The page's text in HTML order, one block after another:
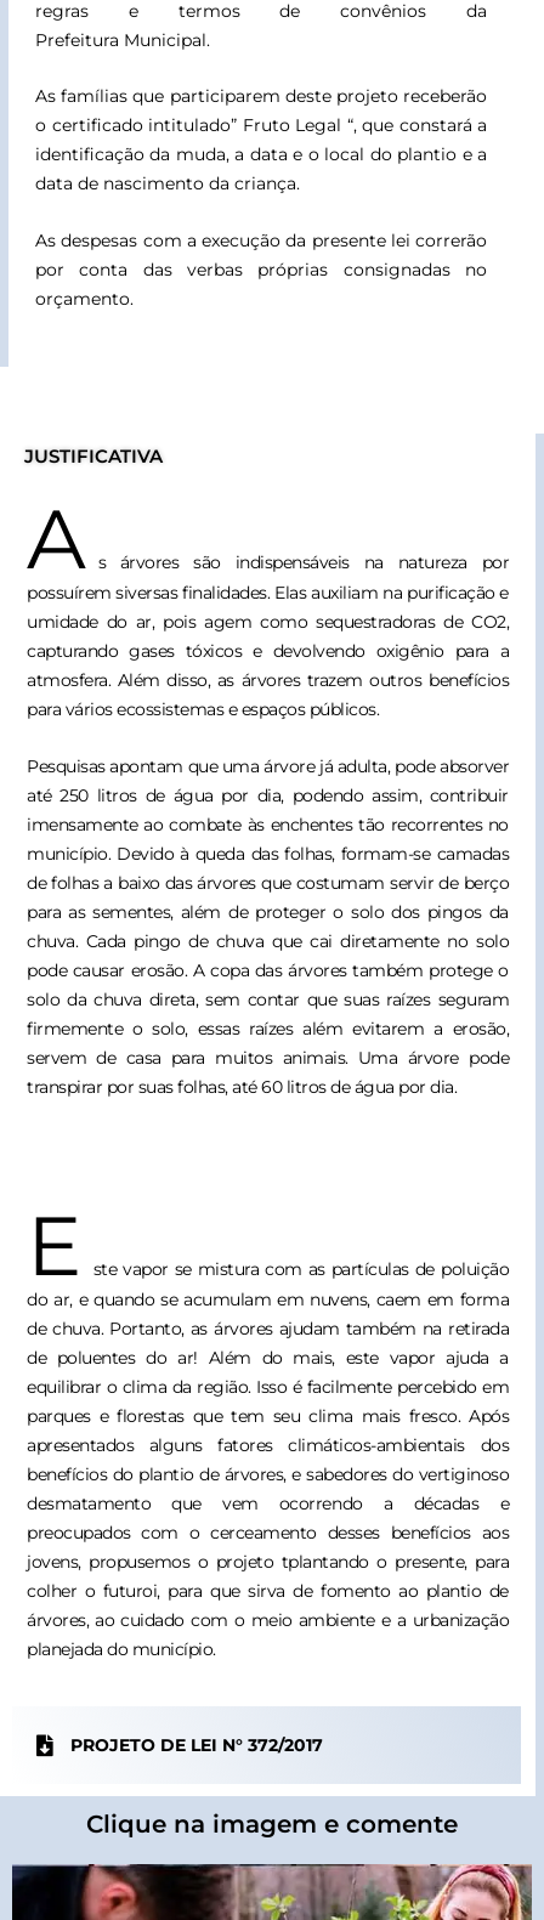
regras e termos de convênios da
Prefeitura Municipal.
As famílias que participarem deste projeto receberão
o certificado intitulado” Fruto Legal “, que constará a
identificação da muda, a data e o local do plantio e a
data de nascimento da criança.
As despesas com a execução da presente lei correrão
por conta das verbas próprias consignadas no
orçamento.
JUSTIFICATIVA
A s árvores são indispensáveis na natureza por
possuírem siversas finalidades. Elas auxiliam na purificação e
umidade do ar, pois agem como sequestradoras de CO2,
capturando gases tóxicos e devolvendo oxigênio para a
atmosfera. Além disso, as árvores trazem outros benefícios
para vários ecossistemas e espaços públicos.
Pesquisas apontam que uma árvore já adulta, pode absorver
até 250 litros de água por dia, podendo assim, contribuir
imensamente ao combate às enchentes tão recorrentes no
município. Devido à queda das folhas, formam-se camadas
de folhas a baixo das árvores que costumam servir de berço
para as sementes, além de proteger o solo dos pingos da
chuva. Cada pingo de chuva que cai diretamente no solo
pode causar erosão. A copa das árvores também protege o
solo da chuva direta, sem contar que suas raízes seguram
firmemente o solo, essas raízes além evitarem a erosão,
servem de casa para muitos animais. Uma árvore pode
transpirar por suas folhas, até 60 litros de água por dia.
E
ste vapor se mistura com as partículas de poluição
do ar, e quando se acumulam em nuvens, caem em forma
de chuva. Portanto, as árvores ajudam também na retirada
de poluentes do ar! Além do mais, este vapor ajuda a
equilibrar o clima da região. Isso é facilmente percebido em
parques e florestas que tem seu clima mais fresco. Após
apresentados alguns fatores climáticos-ambientais dos
benefícios do plantio de árvores, e sabedores do vertiginoso
desmatamento que vem ocorrendo a décadas e
preocupados com o cerceamento desses benefícios aos
jovens, propusemos o projeto tplantando o presente, para
colher o futuroi, para que sirva de fomento ao plantio de
árvores, ao cuidado com o meio ambiente e a urbanização
planejada do município.
PROJETO DE LEI N° 372/2017
Clique na imagem e comente